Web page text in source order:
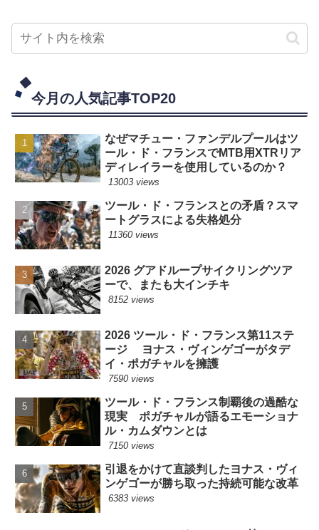
今月の人気記事TOP20
なぜマチュー・ファンデルプールはツ
ール・ド・フランスでMTB用XTRリア
ディレイラーを使用しているのか？
13003 views
ツール・ド・フランスとの矛盾？スマ
ートグラスによる失格処分
11360 views
2026 グアドループサイクリングツア
ーで、またも大インチキ
8152 views
2026 ツール・ド・フランス第11ステ
ージ ヨナス・ヴィンゲゴーがタデ
イ・ポガチャルを擁護
7590 views
ツール・ド・フランス制覇後の過酷な
現実 ポガチャルが語るエモーショナ
ル・カムダウンとは
7150 views
引退をかけて直談判したヨナス・ヴィ
ンゲゴーが勝ち取った持続可能な改革
6383 views